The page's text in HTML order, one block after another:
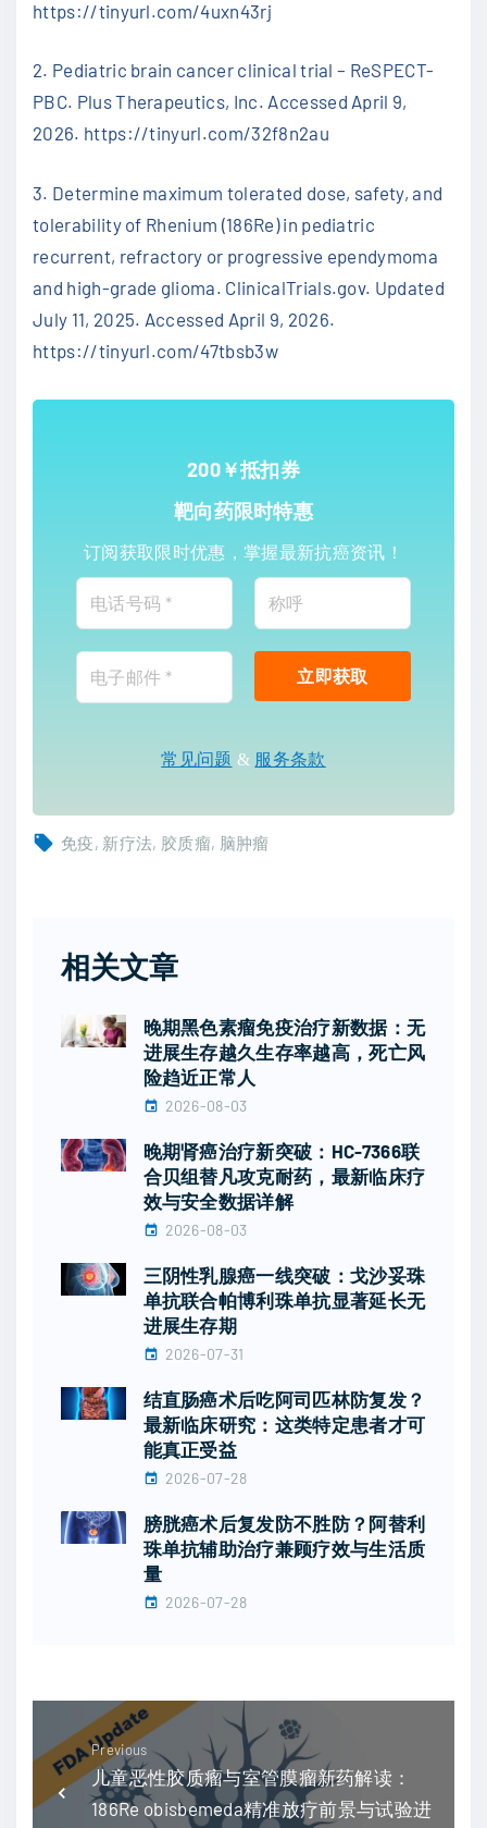
https://tinyurl.com/4uxn43rj
2. Pediatric brain cancer clinical trial – ReSPECT-
PBC. Plus Therapeutics, Inc. Accessed April 9,
2026. https://tinyurl.com/32f8n2au
3. Determine maximum tolerated dose, safety, and
tolerability of Rhenium (186Re) in pediatric
recurrent, refractory or progressive ependymoma
and high-grade glioma. ClinicalTrials.gov. Updated
July 11, 2025. Accessed April 9, 2026.
https://tinyurl.com/47tbsb3w
200￥抵扣券
靶向药限时特惠
订阅获取限时优惠，掌握最新抗癌资讯！
常见问题 & 服务条款
免疫 新疗法 胶质瘤 脑肿瘤
相关文章
晚期黑色素瘤免疫治疗新数据：无
进展生存越久生存率越高，死亡风
险趋近正常人
2026-08-03
晚期肾癌治疗新突破：HC-7366联
合贝组替凡攻克耐药，最新临床疗
效与安全数据详解
2026-08-03
三阴性乳腺癌一线突破：戈沙妥珠
单抗联合帕博利珠单抗显著延长无
进展生存期
2026-07-31
结直肠癌术后吃阿司匹林防复发？
最新临床研究：这类特定患者才可
能真正受益
2026-07-28
膀胱癌术后复发防不胜防？阿替利
珠单抗辅助治疗兼顾疗效与生活质
量
2026-07-28
Previous
儿童恶性胶质瘤与室管膜瘤新药解读：
186Re obisbemeda精准放疗前景与试验进